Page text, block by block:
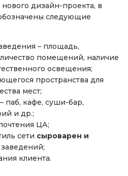
дизайн-проекта, в
следующие
– площадь,
помещений, наличие
освещения;
пространства для
мест;
паб, кафе, суши-бар,
и др.;
ЦА;
сети сыроварен и
клиента.